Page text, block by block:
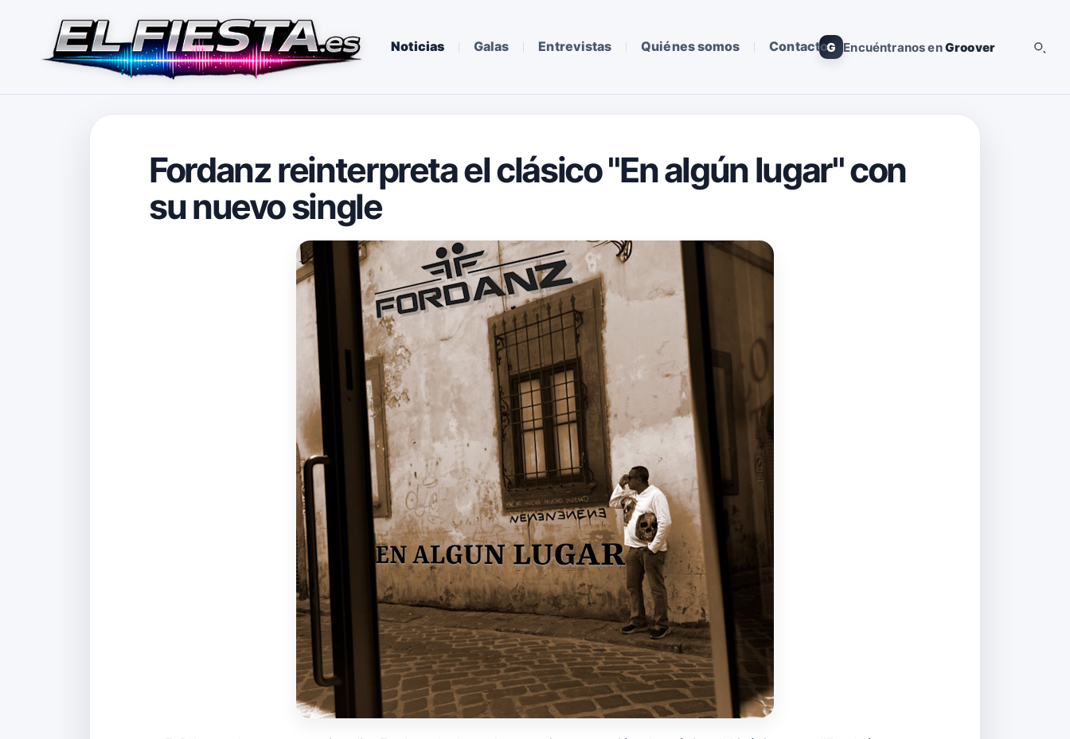
Noticias Galas Entrevistas Quiénes somos ContactoG Encuéntranos enGroover
Fordanz reinterpreta el clásico "En algún lugar" con
su nuevo single